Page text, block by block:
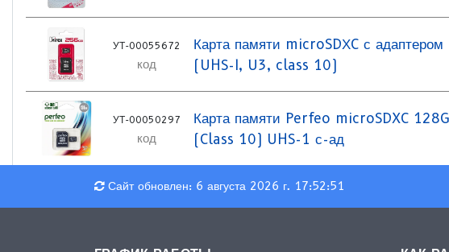
УТ-00055672
код
Карта памяти microSDХC с
(UHS-I, U3, class 10)
УТ-00050297
код
Карта памяти Perfeo microSDXC
(Class 10) UHS-1 с-ад
Сайт обновлен: 6 августа 2026 г. 17:52:51